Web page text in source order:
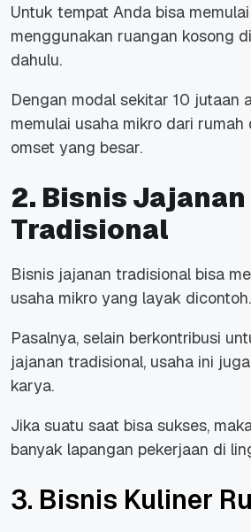
Untuk tempat Anda bisa
menggunakan ruangan kosong
dahulu.
Dengan modal sekitar 10 jutaan
memulai usaha mikro dari rumah
omset yang besar.
2. Bisnis Jajanan
Tradisional
Bisnis jajanan tradisional bisa
usaha mikro yang layak dicontoh.
Pasalnya, selain berkontribusi
jajanan tradisional, usaha ini
karya.
Jika suatu saat bisa sukses,
banyak lapangan pekerjaan di
3. Bisnis Kuliner